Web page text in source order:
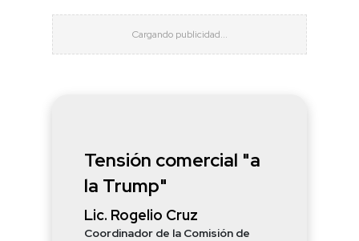
Tensión comercial "a
la Trump"
Lic. Rogelio Cruz
Coordinador de la Comisión de